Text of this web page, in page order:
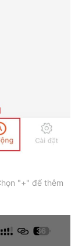
"+" để thêm